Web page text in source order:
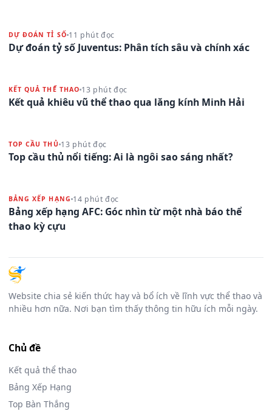
DỰ ĐOÁN TỈ SỐ 11 phút đọc
Dự đoán tỷ số Juventus: Phân tích sâu và chính xác
KẾT QUẢ THỂ THAO 13 phút đọc
Kết quả khiêu vũ thể thao qua lăng kính Minh Hải
TOP CẦU THỦ 13 phút đọc
Top cầu thủ nổi tiếng: Ai là ngôi sao sáng nhất?
BẢNG XẾP HẠNG 14 phút đọc
Bảng xếp hạng AFC: Góc nhìn từ một nhà báo thể
thao kỳ cựu
Website chia sẻ kiến thức hay và bổ ích về lĩnh vực thể thao và
nhiều hơn nữa. Nơi bạn tìm thấy thông tin hữu ích mỗi ngày.
Chủ đề
Kết quả thể thao
Bảng Xếp Hạng
Top Bàn Thắng